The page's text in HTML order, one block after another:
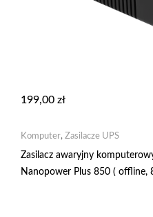
199,00 zł
Komputer, Zasilacze UPS
Zasilacz awaryjny
Nanopower Plus 850 (